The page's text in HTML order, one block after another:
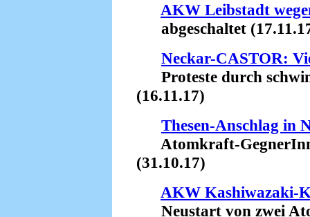
AKW Leibstadt
abgeschaltet
Neckar-CASTOR:
Proteste durch
(16.11.17)
Thesen-Anschlag in
Atomkraft-
(31.10.17)
AKW Kashiwazaki-
Neustart von zwei